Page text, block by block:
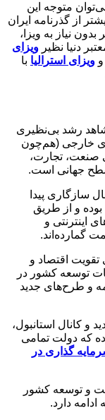
متوجه این
از گذرنامه ایران
نیاز به ویزا،
دنیا نظیر ویزای
ویزای استرالیا با
رشد بی‌نظیری
خارجی (هم‌چون
صنعت، تجارت،
جهانی است.
پیدا
و از طریق
اینترنتی و
گمارده‌اند.
اقتصاد و
توسعه کشور در
و طرح‌های جدید
و کانال استانبول،
که دولت تمامی
گذاری در
و توسعه کشور
دارد.